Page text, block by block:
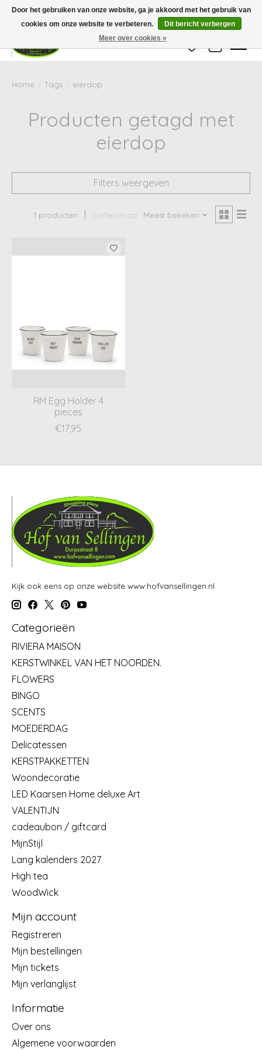
Wij zijn gesloten van 24 december tot en met 25 januari. Houd er rekening mee
dat de levertijd van uw bestelling in deze periode langer kan zijn dan
gebruikelijk.
Verlanglijst
Home Tags eierdop
Producten getagd met
eierdop
Filters weergeven
1 producten Sorteren op Meest bekeken
RM Egg Holder 4
pieces
€17,95
Kijk ook eens op onze website www.hofvansellingen.nl
Categorieën
RIVIERA MAISON
KERSTWINKEL VAN HET NOORDEN.
FLOWERS
BINGO
SCENTS
MOEDERDAG
Delicatessen
KERSTPAKKETTEN
Woondecoratie
LED Kaarsen Home deluxe Art
VALENTIJN
cadeaubon / giftcard
MijnStijl
Lang kalenders 2027
High tea
WoodWick
Mijn account
Registreren
Mijn bestellingen
Mijn tickets
Mijn verlanglijst
Informatie
Over ons
Algemene voorwaarden
Door het gebruiken van onze website, ga je akkoord met het gebruik van
cookies om onze website te verbeteren.
Dit bericht verbergen
Meer over cookies »